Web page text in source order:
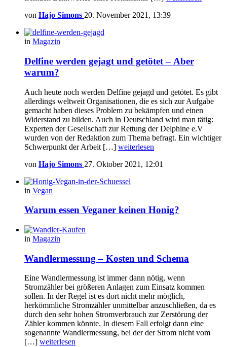
von Hajo Simons 20. November 2021, 13:39
in Magazin
Delfine werden gejagt und getötet – Aber
warum?
Auch heute noch werden Delfine gejagd und getötet. Es gibt
allerdings weltweit Organisationen, die es sich zur Aufgabe
gemacht haben dieses Problem zu bekämpfen und einen
Widerstand zu bilden. Auch in Deutschland wird man tätig:
Experten der Gesellschaft zur Rettung der Delphine e.V
wurden von der Redaktion zum Thema befragt. Ein wichtiger
Schwerpunkt der Arbeit […] weiterlesen
von Hajo Simons 27. Oktober 2021, 12:01
in Vegan
Warum essen Veganer keinen Honig?
in Magazin
Wandlermessung – Kosten und Schema
Eine Wandlermessung ist immer dann nötig, wenn
Stromzähler bei größeren Anlagen zum Einsatz kommen
sollen. In der Regel ist es dort nicht mehr möglich,
herkömmliche Stromzähler unmittelbar anzuschließen, da es
durch den sehr hohen Stromverbrauch zur Zerstörung der
Zähler kommen könnte. In diesem Fall erfolgt dann eine
sogenannte Wandlermessung, bei der der Strom nicht vom
[…] weiterlesen